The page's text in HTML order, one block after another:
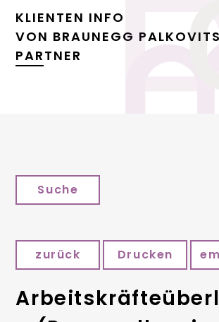
KLIENTEN INFO
VON BRAUNEGG
PARTNER
Suche
zurück Drucken